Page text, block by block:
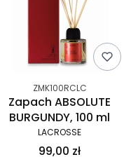
ZMK100RCLC
Zapach ABSOLUTE
BURGUNDY, 100 ml
LACROSSE
99,00 zł